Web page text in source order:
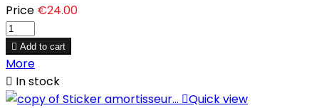
Price €24.00
 Add to cart
More
 In stock
Quick view